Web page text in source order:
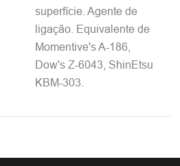
superfície. Agente de
ligação. Equivalente de
Momentive's A-186,
Dow's Z-6043, ShinEtsu
KBM-303.